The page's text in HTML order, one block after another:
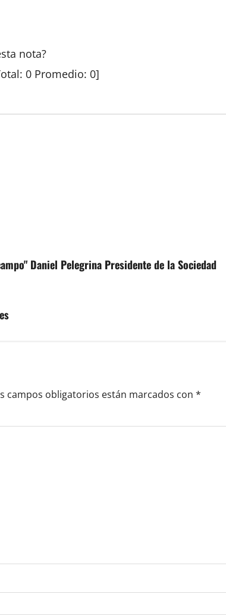
nota?
: 0 Promedio: 0]
Daniel Pelegrina Presidente de la Sociedad
campos obligatorios están marcados con *